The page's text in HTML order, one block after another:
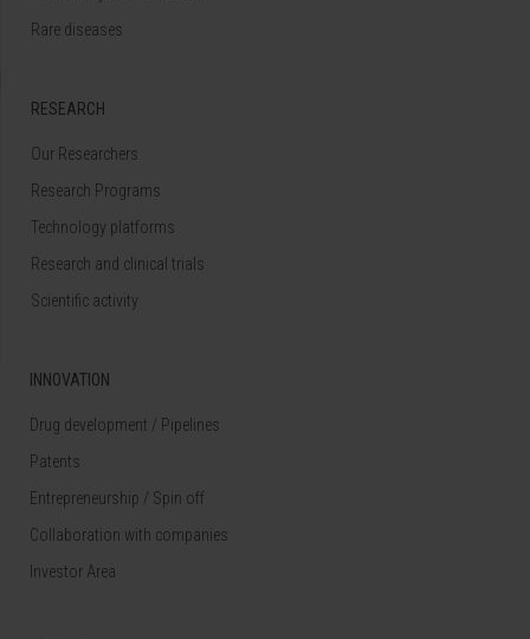
Rare diseases
RESEARCH
Our Researchers
Research Programs
Technology platforms
Research and clinical trials
Scientific activity
INNOVATION
Drug development / Pipelines
Patents
Entrepreneurship / Spin off
Collaboration with companies
Investor Area